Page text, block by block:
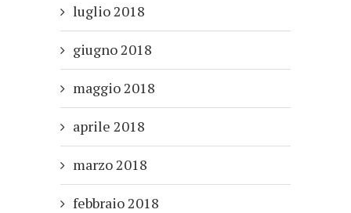
luglio 2018
giugno 2018
maggio 2018
aprile 2018
marzo 2018
febbraio 2018